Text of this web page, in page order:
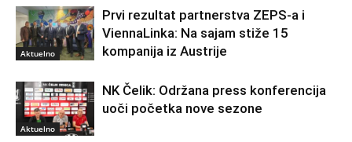
Aktuelno
Prvi rezultat partnerstva ZEPS-a i
ViennaLinka: Na sajam stiže 15
kompanija iz Austrije
Aktuelno
NK Čelik: Održana press konferencija
uoči početka nove sezone